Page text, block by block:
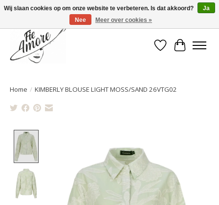
Verlanglijst
Home / KIMBERLY BLOUSE LIGHT MOSS/SAND 26VTG02
Wij slaan cookies op om onze website te verbeteren. Is dat akkoord?
Ja
Nee
Meer over cookies »